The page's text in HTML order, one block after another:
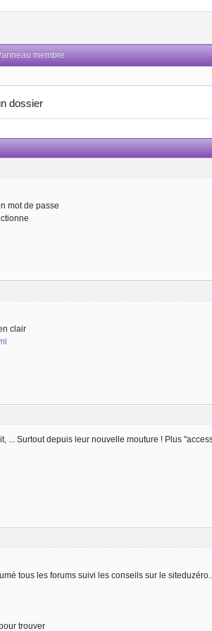
membre
dossier
mot de passe
clair
... Surtout depuis leur nouvelle mouture ! Plus
tous les forums suivi les conseils sur le
trouver